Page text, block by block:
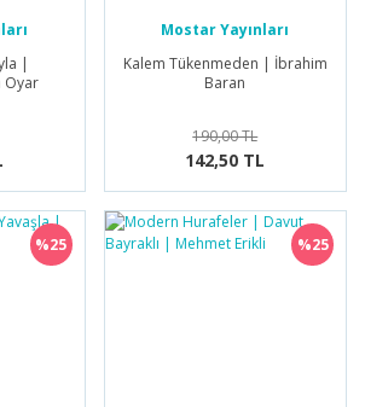
|
Oyar
Mostar Yayınları
Kalem Tükenmeden | İbrahim
Baran
190,00 TL
142,50 TL
%25 %25